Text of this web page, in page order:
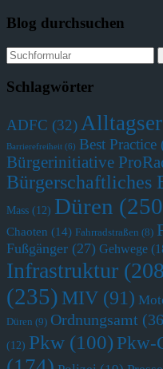
Blog durchsuchen
Schlagwörter
ADFC (32)
Barrierefreiheit (6) Best Practice
Bürgerinitiative
Bürgerschaftliches
Mass (12) Düren
Chaoten (14) Fahrradstraßen (8)
Fußgänger (27) Gehwege
Infrastruktur
(235) MIV (91)
Düren (9) Ordnungsamt
(12) Pkw (100) Pkw-